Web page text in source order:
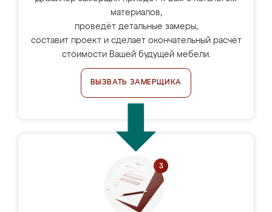
материалов,
проведёт детальные замеры,
составит проект и сделает окончательный расчёт
стоимости Вашей будущей мебели.
ВЫЗВАТЬ ЗАМЕРЩИКА